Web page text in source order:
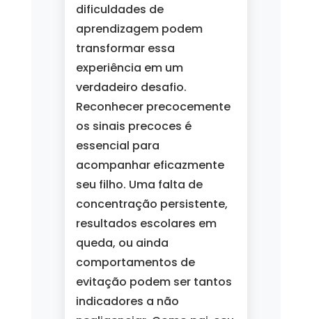
dificuldades de
aprendizagem podem
transformar essa
experiência em um
verdadeiro desafio.
Reconhecer precocemente
os sinais precoces é
essencial para
acompanhar eficazmente
seu filho. Uma falta de
concentração persistente,
resultados escolares em
queda, ou ainda
comportamentos de
evitação podem ser tantos
indicadores a não